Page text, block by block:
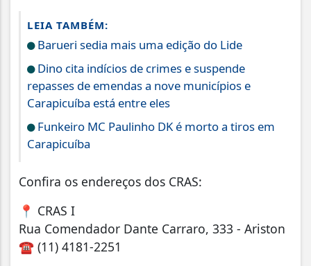
LEIA TAMBÉM:
Barueri sedia mais uma edição do Lide
Dino cita indícios de crimes e suspende
repasses de emendas a nove municípios e
Carapicuíba está entre eles
Funkeiro MC Paulinho DK é morto a tiros em
Carapicuíba
Confira os endereços dos CRAS:
📍 CRAS I
Rua Comendador Dante Carraro, 333 - Ariston
☎ (11) 4181-2251